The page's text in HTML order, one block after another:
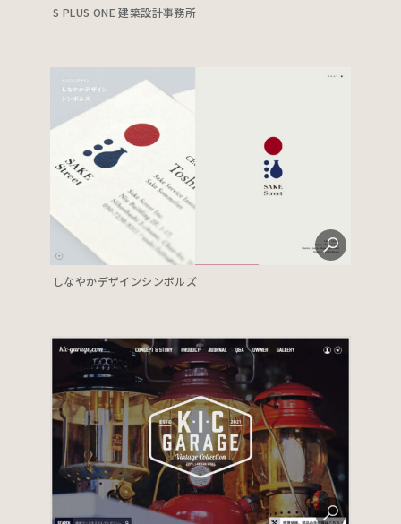
S PLUS ONE 建築設計事務所
しなやかデザインシンボルズ